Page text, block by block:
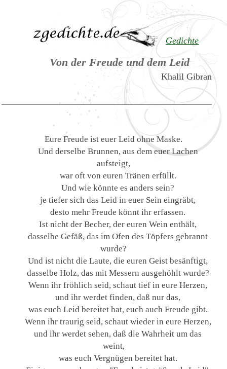
Gedichte
Von der Freude und dem Leid
Khalil Gibran
Eure Freude ist euer Leid ohne Maske.
Und derselbe Brunnen, aus dem euer Lachen
aufsteigt,
war oft von euren Tränen erfüllt.
Und wie könnte es anders sein?
je tiefer sich das Leid in euer Sein eingräbt,
desto mehr Freude könnt ihr erfassen.
Ist nicht der Becher, der euren Wein enthält,
dasselbe Gefäß, das im Ofen des Töpfers gebrannt
wurde?
Und ist nicht die Laute, die euren Geist besänftigt,
dasselbe Holz, das mit Messern ausgehöhlt wurde?
Wenn ihr fröhlich seid, schaut tief in eure Herzen,
und ihr werdet finden, daß nur das,
was euch Leid bereitet hat, euch auch Freude gibt.
Wenn ihr traurig seid, schaut wieder in eure Herzen,
und ihr werdet sehen, daß die Wahrheit um das
weint,
was euch Vergnügen bereitet hat.